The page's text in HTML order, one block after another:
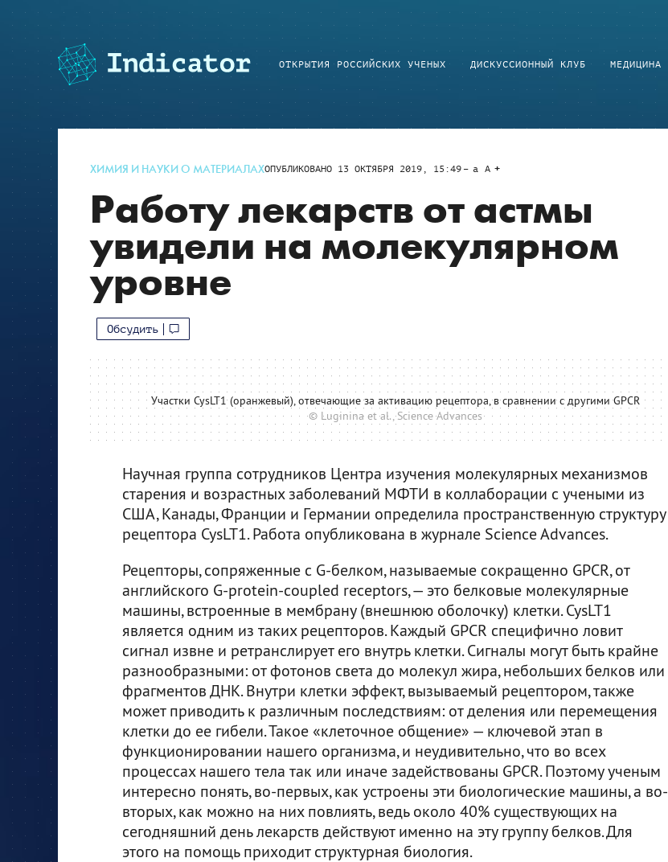
ОТКРЫТИЯ РОССИЙСКИХ УЧЕНЫХ ДИСКУССИОННЫЙ КЛУБ МЕДИЦИНА
ХИМИЯ И НАУКИ О МАТЕРИАЛАХОПУБЛИКОВАНО 13 ОКТЯБРЯ 2019, 15:49 a A
Работу лекарств от астмы
увидели на молекулярном
уровне
Обсудить
Участки CysLT1 (оранжевый), отвечающие за активацию рецептора, в сравнении с другими GPCR
© Luginina et al., Science Advances
Научная группа сотрудников Центра изучения молекулярных механизмов
старения и возрастных заболеваний МФТИ в коллаборации с учеными из
США, Канады, Франции и Германии определила пространственную структуру
рецептора CysLT1. Работа опубликована в журнале Science Advances.
Рецепторы, сопряженные с G-белком, называемые сокращенно GPCR, от
английского G-protein-coupled receptors, — это белковые молекулярные
машины, встроенные в мембрану (внешнюю оболочку) клетки. CysLT1
является одним из таких рецепторов. Каждый GPCR специфично ловит
сигнал извне и ретранслирует его внутрь клетки. Сигналы могут быть крайне
разнообразными: от фотонов света до молекул жира, небольших белков или
фрагментов ДНК. Внутри клетки эффект, вызываемый рецептором, также
может приводить к различным последствиям: от деления или перемещения
клетки до ее гибели. Такое «клеточное общение» — ключевой этап в
функционировании нашего организма, и неудивительно, что во всех
процессах нашего тела так или иначе задействованы GPCR. Поэтому ученым
интересно понять, во-первых, как устроены эти биологические машины, а во-
вторых, как можно на них повлиять, ведь около 40% существующих на
сегодняшний день лекарств действуют именно на эту группу белков. Для
этого на помощь приходит структурная биология.